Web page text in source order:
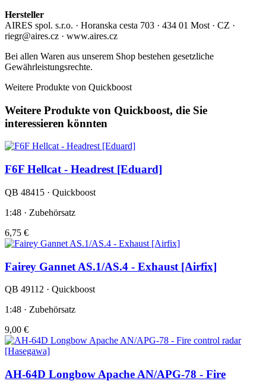
Hersteller
AIRES spol. s.r.o. · Horanska cesta 703 · 434 01 Most · CZ ·
riegr@aires.cz · www.aires.cz
Bei allen Waren aus unserem Shop bestehen gesetzliche
Gewährleistungsrechte.
Weitere Produkte von Quickboost
Weitere Produkte von Quickboost, die Sie
interessieren könnten
F6F Hellcat - Headrest [Eduard]
QB 48415 · Quickboost
1:48 · Zubehörsatz
6,75 €
Fairey Gannet AS.1/AS.4 - Exhaust [Airfix]
QB 49112 · Quickboost
1:48 · Zubehörsatz
9,00 €
AH-64D Longbow Apache AN/APG-78 - Fire